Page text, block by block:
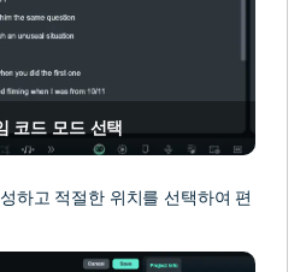
코드 모드 선택
하고 적절한 위치를 선택하여 편